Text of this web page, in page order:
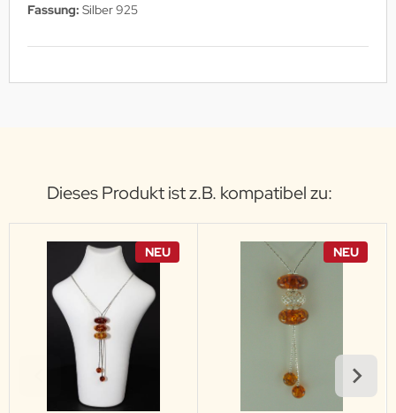
Fassung: Silber 925
Dieses Produkt ist z.B. kompatibel zu:
NEU NEU